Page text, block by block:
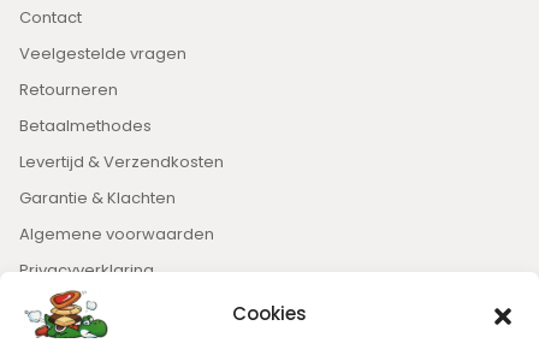
Cookies
Contact
Veelgestelde vragen
Retourneren
Betaalmethodes
Levertijd & Verzendkosten
Garantie & Klachten
Algemene voorwaarden
Privacyverklaring
Nieuwsbrief